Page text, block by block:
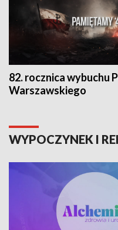
82. rocznica wybuchu
Warszawskiego
WYPOCZYNEK I